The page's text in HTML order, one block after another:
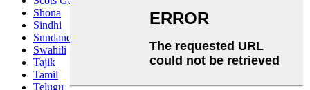
Shona
Sindhi
Sundanese
Swahili
Tajik
Tamil
Telugu